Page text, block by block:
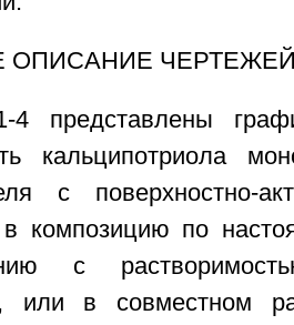
ОПИСАНИЕ
4 представлены
кальципотриола
с поверхностно-
композицию по
с
или в совместном